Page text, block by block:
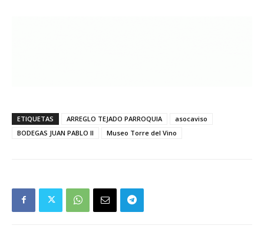
ETIQUETAS ARREGLO TEJADO PARROQUIA
asocaviso
BODEGAS JUAN PABLO II
Museo Torre del Vino